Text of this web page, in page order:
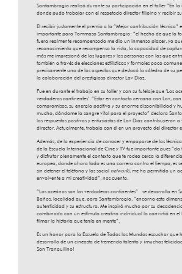
Santambrogio realizó durante su participación en el taller “En la
donde pudo trabajar con el respetado director filipino y recibir su
El recibir justamente el premio a la “Mejor contribución técnica”
importante para Tommaso Santambrogio: “el hecho de que la
fuera realmente recompensada me dio un inmenso placer, ya
reconocimiento que recompensa la vista, la capacidad de
más me impresionó de los lugares y las personas con las que
también a través de elecciones estilísticas y formales poco
precisamente uno de los aspectos que destacó la cátedra de su
la colaboración del prestigioso director Lav Diaz.
Fue en durante el trabajo en su taller y con su tutelaje que ‘Los
verdaderos continentes’. “Estar en contacto cercano con Lav,
compromisos, su energía positiva y su enorme disponibilidad y
mucho, dándome la sangre vital para el proyecto” declara
las respuestas positivas y entusiastas de Lav Diaz contribuyeron
director. Actualmente, trabaja con él en un proyecto del director
Además, de la experiencia de conocer y empaparse de las
de la Escuela Internacional de Cine y TV fue importante pues
y disfrutar plenamente el contexto que te rodea cerca (a
europea, donde ahora todo es una carrera contra el tiempo, es
sin detener el teléfono y los social network), me ha permitido un
envolvente a mi creatividad”, nos cuenta.
“Los oceános son los verdaderos continentes” se desarrolla en
Baños, localidad que, para Santambrogio, “encarna esta
autenticidad y su estructura. Me inspiró mucho por su
combinada con un estímulo creativo individual lo convirtió en el
filmar la historia que tenía en mente”.
Es un honor para la Escuela de Todos los Mundos escuchar que
desarrollo de un cineasta de tremendo talento y ¡muchas
San Tranquilino!